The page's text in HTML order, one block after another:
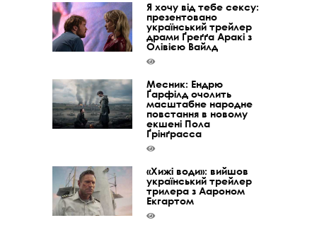
Я хочу від тебе сексу:
презентовано
український трейлер
драми Ґреґґа Аракі з
Олівією Вайлд
Месник: Ендрю
Ґарфілд очолить
масштабне народне
повстання в новому
екшені Пола
Ґрінґрасса
«Хижі води»: вийшов
український трейлер
трилера з Аароном
Екгартом